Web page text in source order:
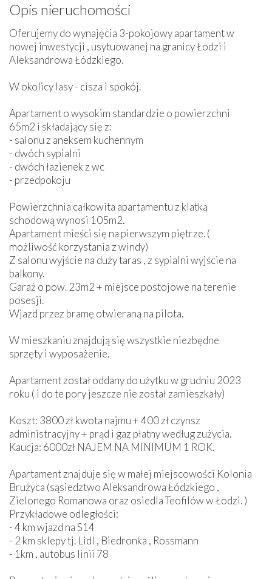
Opis nieruchomości
Oferujemy do wynajęcia 3-pokojowy apartament w
nowej inwestycji , usytuowanej na granicy Łodzi i
Aleksandrowa Łódzkiego.
W okolicy lasy - cisza i spokój.
Apartament o wysokim standardzie o powierzchni
65m2 i składający się z:
- salonu z aneksem kuchennym
- dwóch sypialni
- dwóch łazienek z wc
- przedpokoju
Powierzchnia całkowita apartamentu z klatką
schodową wynosi 105m2.
Apartament mieści się na pierwszym piętrze. (
możliwość korzystania z windy)
Z salonu wyjście na duży taras , z sypialni wyjście na
balkony.
Garaż o pow. 23m2 + miejsce postojowe na terenie
posesji.
Wjazd przez bramę otwieraną na pilota.
W mieszkaniu znajdują się wszystkie niezbędne
sprzęty i wyposażenie.
Apartament został oddany do użytku w grudniu 2023
roku ( i do te pory jeszcze nie został zamieszkały)
Koszt: 3800 zł kwota najmu + 400 zł czynsz
administracyjny + prąd i gaz płatny według zużycia.
Kaucja: 6000zł NAJEM NA MINIMUM 1 ROK.
Apartament znajduje się w małej miejscowości Kolonia
Brużyca (sąsiedztwo Aleksandrowa Łódzkiego ,
Zielonego Romanowa oraz osiedla Teofilów w Łodzi. )
Przykładowe odległości:
- 4 km wjazd na S14
- 2 km sklepy tj. Lidl , Biedronka , Rossmann
- 1km , autobus linii 78